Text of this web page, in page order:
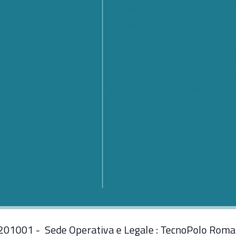
- Sede Operativa e Legale : TecnoPolo